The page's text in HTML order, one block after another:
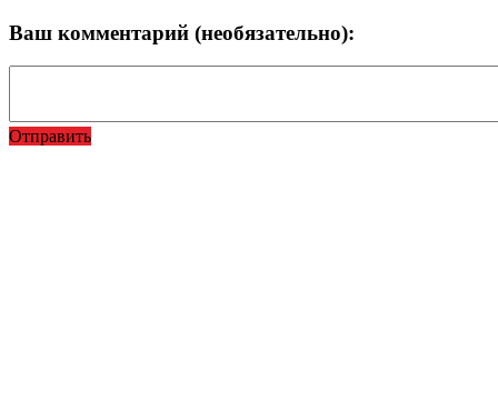
Ваш комментарий (необязательно):
Отправить